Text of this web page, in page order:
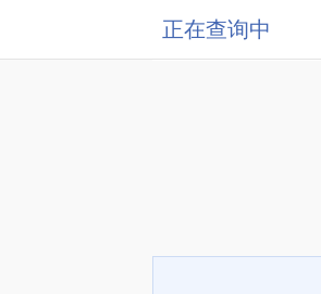
正在查询中